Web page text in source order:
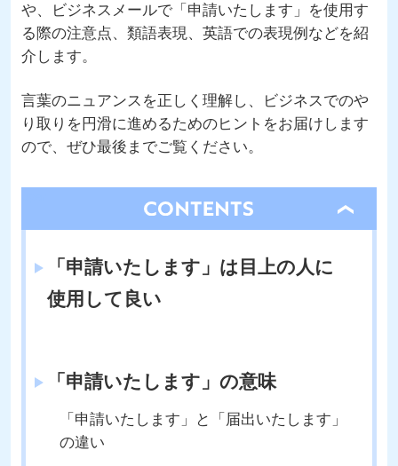
や、ビジネスメールで「申請いたします」を使用す
る際の注意点、類語表現、英語での表現例などを紹
介します。
言葉のニュアンスを正しく理解し、ビジネスでのや
り取りを円滑に進めるためのヒントをお届けします
ので、ぜひ最後までご覧ください。
「申請いたします」は目上の人に
使用して良い
「申請いたします」の意味
「申請いたします」と「届出いたします」
の違い